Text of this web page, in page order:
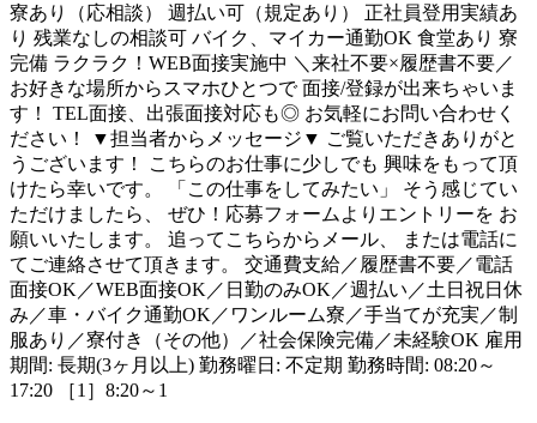
寮あり（応相談） 週払い可（規定あり） 正社員登用実績あ
り 残業なしの相談可 バイク、マイカー通勤OK 食堂あり 寮
完備 ラクラク！WEB面接実施中 ＼来社不要×履歴書不要／
お好きな場所からスマホひとつで 面接/登録が出来ちゃいま
す！ TEL面接、出張面接対応も◎ お気軽にお問い合わせく
ださい！ ▼担当者からメッセージ▼ ご覧いただきありがと
うございます！ こちらのお仕事に少しでも 興味をもって頂
けたら幸いです。 「この仕事をしてみたい」 そう感じてい
ただけましたら、 ぜひ！応募フォームよりエントリーを お
願いいたします。 追ってこちらからメール、 または電話に
てご連絡させて頂きます。 交通費支給／履歴書不要／電話
面接OK／WEB面接OK／日勤のみOK／週払い／土日祝日休
み／車・バイク通勤OK／ワンルーム寮／手当てが充実／制
服あり／寮付き（その他）／社会保険完備／未経験OK 雇用
期間: 長期(3ヶ月以上) 勤務曜日: 不定期 勤務時間: 08:20～
17:20 ［1］8:20～1